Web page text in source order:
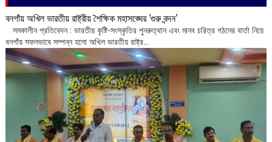
বনগাঁয় অখিল ভারতীয় রাষ্ট্রীয় শৈক্ষিক মহাসঙ্ঘের ‘গুরু বন্দন’
​ সমকালীন প্রতিবেদন : ভারতীয় কৃষ্টি-সংস্কৃতির পুনরুত্থান এবং মানব চরিত্র গঠনের বার্তা নিয়ে
বনগাঁয় সফলভাবে সম্পন্ন হলো অখিল ভারতীয় রাষ্ট্র...